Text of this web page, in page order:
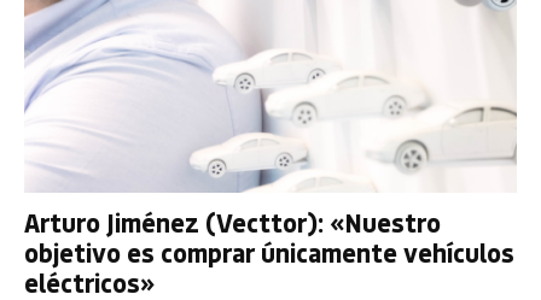
Arturo Jiménez (Vecttor): «Nuestro
objetivo es comprar únicamente vehículos
eléctricos»